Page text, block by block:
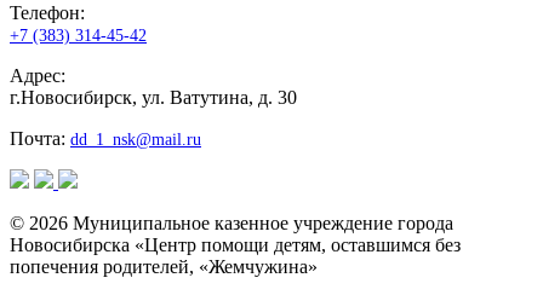
Телефон:
+7 (383) 314-45-42
Адрес:
г.Новосибирск, ул. Ватутина, д. 30
Почта: dd_1_nsk@mail.ru
© 2026 Муниципальное казенное учреждение города
Новосибирска «Центр помощи детям, оставшимся без
попечения родителей, «Жемчужина»